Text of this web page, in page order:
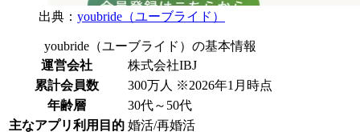
出典： youbride（ユーブライド）
youbride（ユーブライド）の基本情報
運営会社
株式会社IBJ
累計会員数
300万人 ※2026年1月時点
年齢層
30代～50代
主なアプリ利用目的 婚活/再婚活